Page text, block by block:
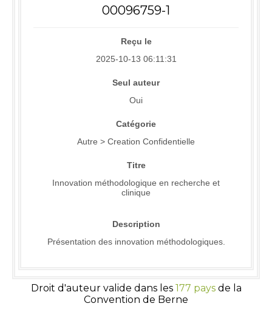
00096759-1
Reçu le
2025-10-13 06:11:31
Seul auteur
Oui
Catégorie
Autre > Creation Confidentielle
Titre
Innovation méthodologique en recherche et
clinique
Description
Présentation des innovation méthodologiques.
Droit d'auteur valide dans les 177 paysde la
Convention de Berne